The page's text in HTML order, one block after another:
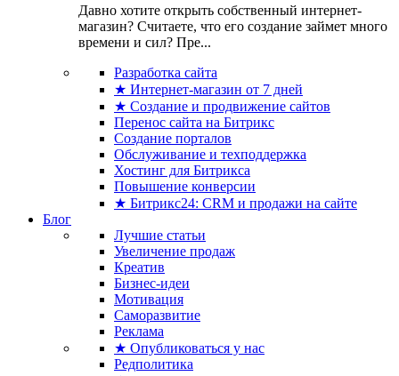
Давно хотите открыть собственный интернет-
магазин? Считаете, что его создание займет много
времени и сил? Пре...
Разработка сайта
★ Интернет-магазин от 7 дней
★ Создание и продвижение сайтов
Перенос сайта на Битрикс
Создание порталов
Обслуживание и техподдержка
Хостинг для Битрикса
Повышение конверсии
★ Битрикс24: CRM и продажи на сайте
Блог
Лучшие статьи
Увеличение продаж
Креатив
Бизнес-идеи
Мотивация
Саморазвитие
Реклама
★ Опубликоваться у нас
Редполитика